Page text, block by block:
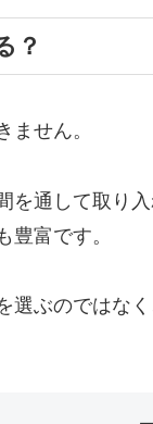
？
ません。
を通して取り
富です。
選ぶのではな